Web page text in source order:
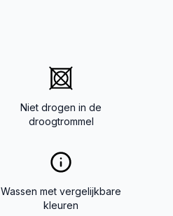
Niet drogen in de
droogtrommel
Wassen met vergelijkbare
kleuren